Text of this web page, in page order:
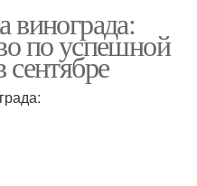
винограда:
по успешной
сентябре